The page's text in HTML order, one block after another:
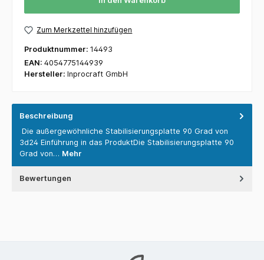
Zum Merkzettel hinzufügen
Produktnummer: 14493
EAN: 4054775144939
Hersteller: Inprocraft GmbH
Beschreibung
Die außergewöhnliche Stabilisierungsplatte 90 Grad von
3d24 Einführung in das ProduktDie Stabilisierungsplatte 90
Grad von… Mehr
Bewertungen